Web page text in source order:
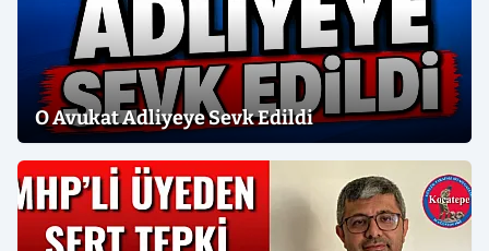
O Avukat Adliyeye Sevk Edildi